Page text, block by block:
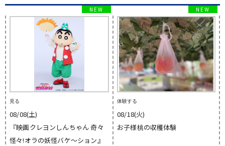
見る
08/08(土)
『映画クレヨンしんちゃん 奇々
怪々!オラの妖怪バケ〜ション』
体験する
08/18(火)
お子様桃の収穫体験